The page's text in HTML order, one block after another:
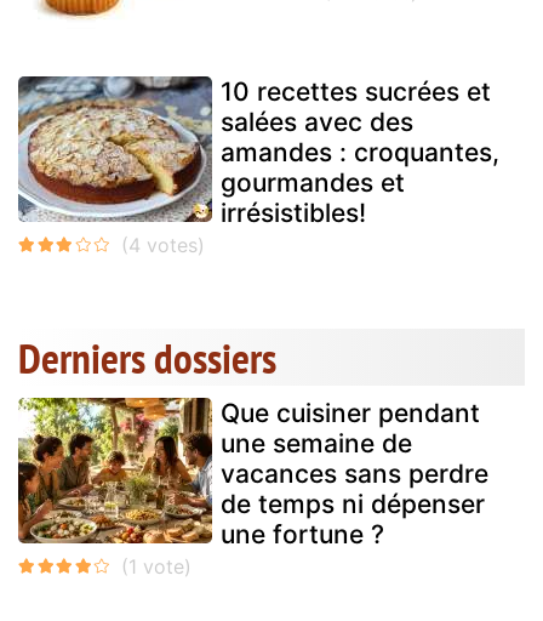
10 recettes sucrées et
salées avec des
amandes : croquantes,
gourmandes et
irrésistibles!
Derniers dossiers
Que cuisiner pendant
une semaine de
vacances sans perdre
de temps ni dépenser
une fortune ?